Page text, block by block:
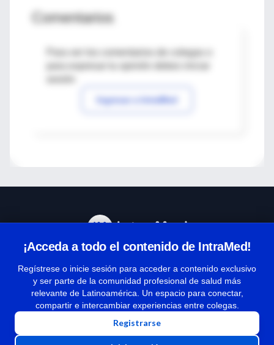
Comentarios
Para ver los comentarios de colegas o
Ingresar a IntraMed
¡Acceda a todo el contenido de IntraMed!
Regístrese o inicie sesión para acceder a contenido exclusivo
y ser parte de la comunidad profesional de salud más
relevante de Latinoamérica. Un espacio para conectar,
compartir e intercambiar experiencias entre colegas.
Registrarse
Términos y condiciones
| Políticas de privacidad
| Todos los derechos reservados | Copyright 1997-2026